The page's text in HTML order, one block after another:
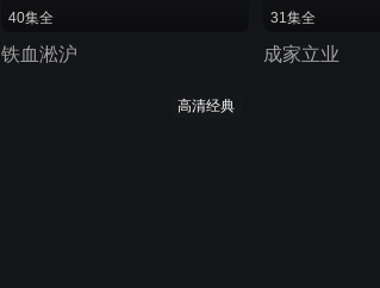
40集全
铁血淞沪
31集全
成家立业
高清经典